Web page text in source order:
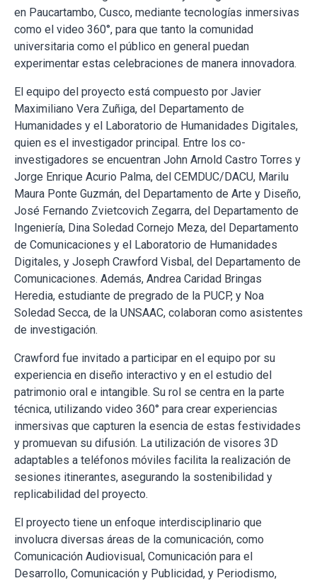
en Paucartambo, Cusco, mediante tecnologías inmersivas
como el video 360°, para que tanto la comunidad
universitaria como el público en general puedan
experimentar estas celebraciones de manera innovadora.
El equipo del proyecto está compuesto por Javier
Maximiliano Vera Zuñiga, del Departamento de
Humanidades y el Laboratorio de Humanidades Digitales,
quien es el investigador principal. Entre los co-
investigadores se encuentran John Arnold Castro Torres y
Jorge Enrique Acurio Palma, del CEMDUC/DACU, Marilu
Maura Ponte Guzmán, del Departamento de Arte y Diseño,
José Fernando Zvietcovich Zegarra, del Departamento de
Ingeniería, Dina Soledad Cornejo Meza, del Departamento
de Comunicaciones y el Laboratorio de Humanidades
Digitales, y Joseph Crawford Visbal, del Departamento de
Comunicaciones. Además, Andrea Caridad Bringas
Heredia, estudiante de pregrado de la PUCP, y Noa
Soledad Secca, de la UNSAAC, colaboran como asistentes
de investigación.
Crawford fue invitado a participar en el equipo por su
experiencia en diseño interactivo y en el estudio del
patrimonio oral e intangible. Su rol se centra en la parte
técnica, utilizando video 360° para crear experiencias
inmersivas que capturen la esencia de estas festividades
y promuevan su difusión. La utilización de visores 3D
adaptables a teléfonos móviles facilita la realización de
sesiones itinerantes, asegurando la sostenibilidad y
replicabilidad del proyecto.
El proyecto tiene un enfoque interdisciplinario que
involucra diversas áreas de la comunicación, como
Comunicación Audiovisual, Comunicación para el
Desarrollo, Comunicación y Publicidad, y Periodismo,